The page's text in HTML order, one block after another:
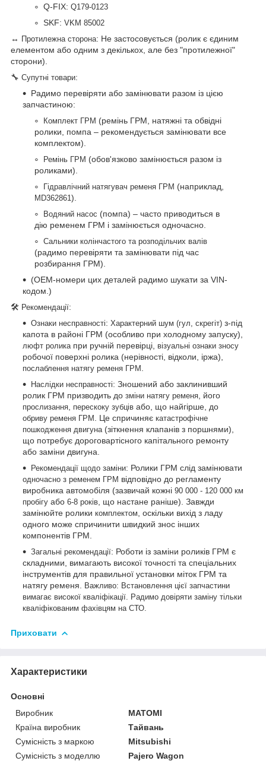
Q-FIX: Q179-0123
SKF: VKM 85002
↔ Протилежна сторона: Не застосовується (ролик є єдиним
елементом або одним з декількох, але без "протилежної"
сторони).
🔧 Супутні товари:
Радимо перевіряти або замінювати разом із цією
запчастиною:
Комплект ГРМ (ремінь ГРМ, натяжні та обвідні
ролики, помпа – рекомендується замінювати все
комплектом).
Ремінь ГРМ (обов'язково замінюється разом із
роликами).
Гідравлічний натягувач ременя ГРМ (наприклад,
MD362861 ).
Водяний насос (помпа) – часто приводиться в
дію ременем ГРМ і замінюється одночасно.
Сальники колінчастого та розподільчих валів
(радимо перевіряти та замінювати під час
розбирання ГРМ).
(OEM-номери цих деталей радимо шукати за VIN-
кодом.)
🛠 Рекомендації:
Ознаки несправності: Характерний шум (гул, скрегіт) з-під
капота в районі ГРМ (особливо при холодному запуску),
люфт ролика при ручній перевірці, візуальні ознаки зносу
робочої поверхні ролика (нерівності, відколи, іржа),
послаблення натягу ременя ГРМ
Наслідки несправності: Зношений або заклинивший
ролик ГРМ призводить до зміни натягу ременя , його
прослизання перескоку зубців або, що найгірше, до
обриву ременя ГРМ . Це спричиняє катастрофічне
пошкодження двигуна (зіткнення клапанів з поршнями),
що потребує дороговартісного капітального ремонту
або заміни двигуна.
Рекомендації щодо заміни: Ролики ГРМ слід замінювати
одночасно з ременем ГРМ відповідно до регламенту
виробника автомобіля (зазвичай кожні 90 000 - 120 000 км
пробігу або 6-8 років , що настане раніше). Завжди
замінюйте ролики комплектом , оскільки вихід з ладу
одного може спричинити швидкий знос інших
компонентів ГРМ.
Загальні рекомендації: Роботи із заміни роликів ГРМ є
складними, вимагають високої точності та спеціальних
інструментів для правильної установки міток ГРМ та
натягу ременя.
Важливо: Встановлення цієї запчастини
вимагає високої кваліфікації. Радимо довіряти заміну тільки
кваліфікованим фахівцям на СТО.
Приховати
Характеристики
Основні
Виробник
MATOMI
Країна виробник
Тайвань
Сумісність з маркою
Mitsubishi
Сумісність з моделлю
Pajero Wagon